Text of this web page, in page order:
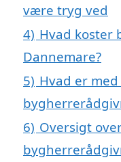
være tryg ved
4) Hvad koster
Dannemare?
5) Hvad er
6) Oversigt